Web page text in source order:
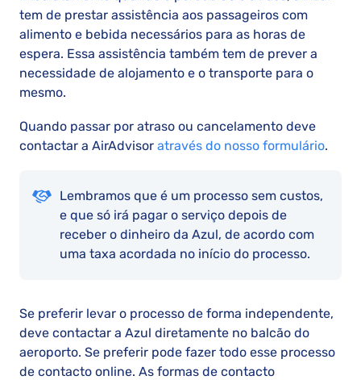
tem de prestar assistência aos passageiros com
alimento e bebida necessários para as horas de
espera. Essa assistência também tem de prever a
necessidade de alojamento e o transporte para o
mesmo.
Quando passar por atraso ou cancelamento deve
contactar a AirAdvisor através do nosso formulário.
Lembramos que é um processo sem custos,
e que só irá pagar o serviço depois de
receber o dinheiro da Azul, de acordo com
uma taxa acordada no início do processo.
Se preferir levar o processo de forma independente,
deve contactar a Azul diretamente no balcão do
aeroporto. Se preferir pode fazer todo esse processo
de contacto online. As formas de contacto